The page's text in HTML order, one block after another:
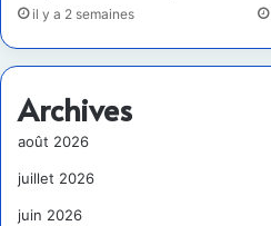
il y a 2 semaines
Archives
août 2026
juillet 2026
juin 2026